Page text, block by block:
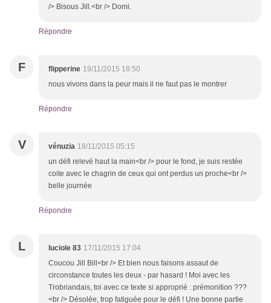
/> Bisous Jill.<br /> Domi.
Répondre
F flipperine 19/11/2015 18:50
nous vivons dans la peur mais il ne faut pas le montrer
Répondre
V vénuzia 18/11/2015 05:15
un défi relevé haut la main<br /> pour le fond, je suis restée
coite avec le chagrin de ceux qui ont perdus un proche<br />
belle journée
Répondre
L luciole 83 17/11/2015 17:04
Coucou Jill Bill<br /> Et bien nous faisons assaut de
circonstance toutes les deux - par hasard ! Moi avec les
Trobriandais, toi avec ce texte si approprié : prémonition ???
<br /> Désolée, trop fatiguée pour le défi ! Une bonne partie